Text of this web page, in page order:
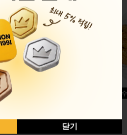
살[레드+허니]
허니옥
닫기